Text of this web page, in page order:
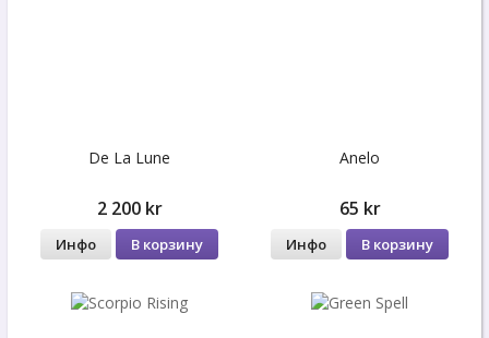
De La Lune
2 200 kr
Инфо В корзину
Anelo
65 kr
Инфо В корзину